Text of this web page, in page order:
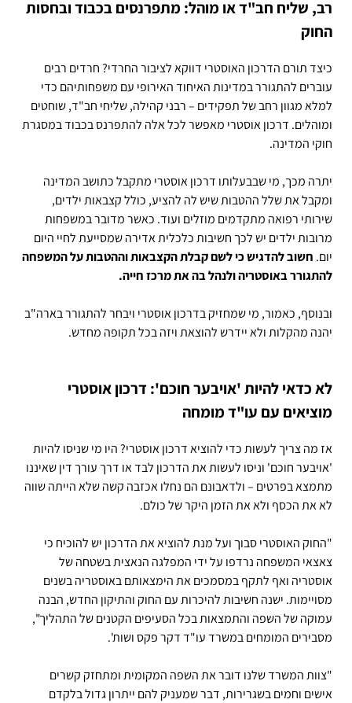
רב, שליח חב"ד או מוהל: מתפרנסים בכבוד ובחסות
החוק
כיצד תורם הדרכון האוסטרי דווקא לציבור החרדי? חרדים רבים
עוברים להתגורר במדינות האיחוד האירופי עם משפחותיהם כדי
למלא מגוון רחב של תפקידים – רבני קהילה, שליחי חב"ד, שוחטים
ומוהלים. דרכון אוסטרי מאפשר לכל אלה להתפרנס בכבוד במסגרת
חוקי המדינה.
יתרה מכך, מי שבבעלותו דרכון אוסטרי מתקבל כתושב המדינה
ומקבל את שלל ההטבות שיש לה להציע, כולל קצבאות ילדים,
שירותי רפואה מתקדמים מוזלים ועוד. כאשר מדובר במשפחות
מרובות ילדים יש לכך חשיבות כלכלית אדירה שמסייעת לחיי היום
יום. חשוב להדגיש כי לשםקבלת הקצבאות וההטבות על המשפחה
להתגורר באוסטריה ולנהל בה את מרכז חייה.
ובנוסף, כאמור, מי שמחזיק בדרכון אוסטרי ויבחר להתגורר בארה"ב
יהנה מהקלות ולא יידרש להוצאת ויזה בכל תקופה מחדש.
לא כדאי להיות 'אויבער חוכם': דרכון אוסטרי
מוציאים עם עו"ד מומחה
אז מה צריך לעשות כדי להוציא דרכון אוסטרי? היו מי שניסו להיות
'אויבער חוכם' וניסו לעשות את הדרכון לבד או דרך עורך דין שאיננו
מתמצא בפרטים – ולדאבונם הם נחלו אכזבה קשה שלא הייתה שווה
לא את הכסף ולא את הזמן היקר של כולם.
"החוק האוסטרי סבוך ועל מנת להוציא את הדרכון יש להוכיח כי
צאצאי המשפחה נרדפו על ידי המפלגה הנאצית בשטחה של
אוסטריה ואף לתקף במסמכים את הימצאותם באוסטריה בשנים
מסויימות. ישנה חשיבות להיכרות עם החוק והתיקון החדש, הבנה
עמוקה של השפה והתמצאות בכל הסעיפים הקטנים של התהליך",
מסבירים המומחים במשרד עו"ד דקר פקס ושות'.
"צוות המשרד שלנו דובר את השפה המקומית ומתחזק קשרים
אישים וחמים בשגרירות, דבר שמעניק להם ייתרון גדול בלקדם